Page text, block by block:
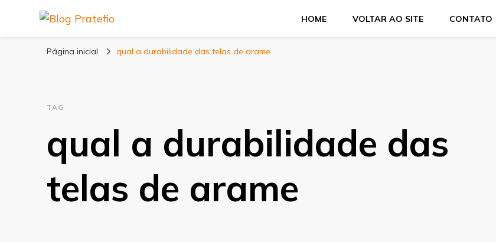
Blog Pratefio
HOME VOLTAR AO SITE CONTATO
Página inicial qual a durabilidade das telas de arame
TAG
qual a durabilidade das
telas de arame